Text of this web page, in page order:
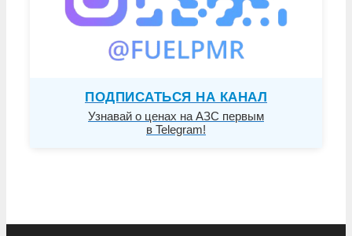
ПОДПИСАТЬСЯ НА КАНАЛ
Узнавай о ценах на АЗС первым
в Telegram!